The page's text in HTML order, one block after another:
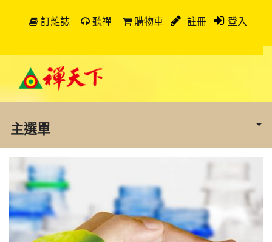
訂雜誌 聽禪 購物車 註冊 登入
主選單